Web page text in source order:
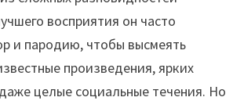
восприятия он часто
и пародию, чтобы высмеять
произведения, ярких
целые социальные течения. Но